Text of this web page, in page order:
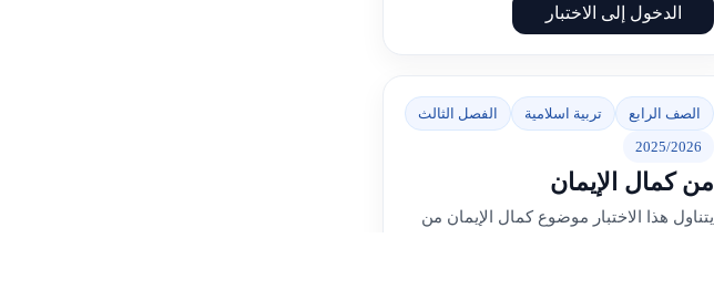
الدخول إلى الاختبار
الصف الرابع تربية اسلامية
الفصل الثالث
2025/2026
من كمال الإيمان
يتناول هذا الاختبار موضوع كمال الإيمان من